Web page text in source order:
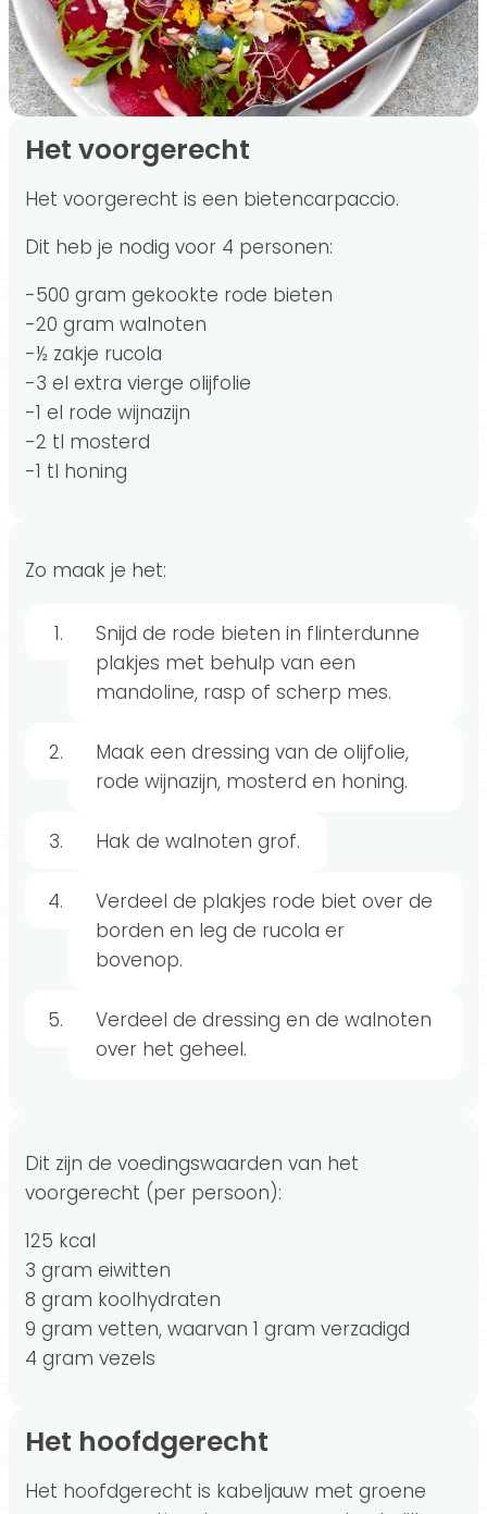
Het voorgerecht
Het voorgerecht is een bietencarpaccio.
Dit heb je nodig voor 4 personen:
-500 gram gekookte rode bieten
-20 gram walnoten
-½ zakje rucola
-3 el extra vierge olijfolie
-1 el rode wijnazijn
-2 tl mosterd
-1 tl honing
Zo maak je het:
Snijd de rode bieten in flinterdunne
plakjes met behulp van een
mandoline, rasp of scherp mes.
Maak een dressing van de olijfolie,
rode wijnazijn, mosterd en honing.
Hak de walnoten grof.
Verdeel de plakjes rode biet over de
borden en leg de rucola er
bovenop.
Verdeel de dressing en de walnoten
over het geheel.
Dit zijn de voedingswaarden van het
voorgerecht (per persoon):
125 kcal
3 gram eiwitten
8 gram koolhydraten
9 gram vetten, waarvan 1 gram verzadigd
4 gram vezels
Het hoofdgerecht
Het hoofdgerecht is kabeljauw met groene